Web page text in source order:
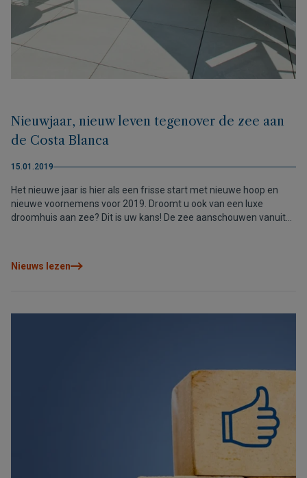
Nieuwjaar, nieuw leven tegenover de zee aan
de Costa Blanca
15.01.2019
Het nieuwe jaar is hier als een frisse start met nieuwe hoop en
nieuwe voornemens voor 2019. Droomt u ook van een luxe
droomhuis aan zee? Dit is uw kans! De zee aanschouwen vanuit
zomaar uitkomen in 2019!
Nieuws lezen